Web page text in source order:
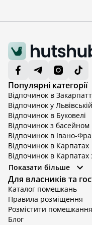
Популярні категорії
Відпочинок в
Відпочинок у
Відпочинок в Буковелі
Відпочинок з басейном
Відпочинок в Івано-
Відпочинок в Карпатах
Відпочинок в
Відпочинок в Київській
Відпочинок в Київській
Відпочинок в
Відпочинок у Вінницькій
Відпочинок в Яремче
Відпочинок у
Показати більше
Для власників та
Каталог помешкань
Правила розміщення
Розмістити помешкання
Блог